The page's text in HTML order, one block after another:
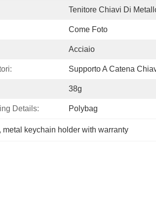
Tenitore Chiavi Di
Come Foto
Acciaio
Supporto A Catena
38g
Details: Polybag
, metal keychain holder with warranty